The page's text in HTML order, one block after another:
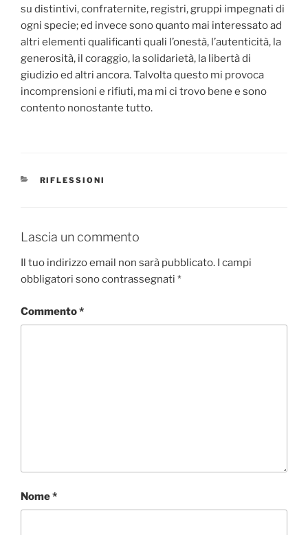
su distintivi, confraternite, registri, gruppi impegnati di
ogni specie; ed invece sono quanto mai interessato ad
altri elementi qualificanti quali l’onestà, l’autenticità, la
generosità, il coraggio, la solidarietà, la libertà di
giudizio ed altri ancora. Talvolta questo mi provoca
incomprensioni e rifiuti, ma mi ci trovo bene e sono
contento nonostante tutto.
CATEGORIE
RIFLESSIONI
Lascia un commento
Il tuo indirizzo email non sarà pubblicato. I campi
obbligatori sono contrassegnati *
Commento*
Nome*